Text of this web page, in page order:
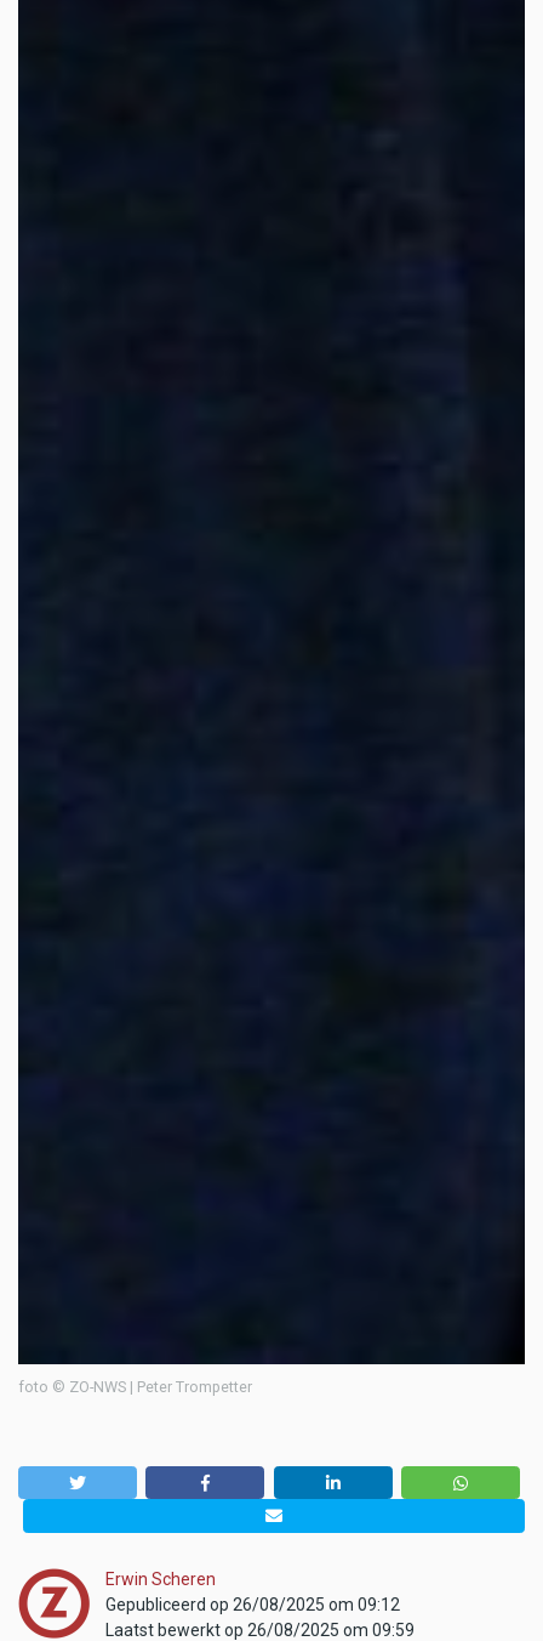
foto © ZO-NWS | Peter Trompetter
Erwin Scheren
Gepubliceerd op 26/08/2025 om 09:12
Laatst bewerkt op 26/08/2025 om 09:59